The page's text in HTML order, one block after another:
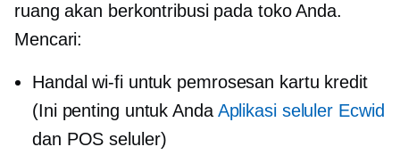
ruang akan berkontribusi pada toko Anda.
Mencari:
Handalwi-fiuntuk pemrosesan kartu kredit
(Ini penting untuk Anda Aplikasi seluler Ecwid
dan POS seluler)